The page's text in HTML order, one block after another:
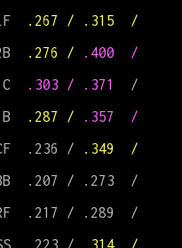
.267 /
.276 /
.400  /
C
.303 / .371
/
.287 /
.357  /
.236 /
.349  /
.207 / .273  /
.217 / .289  /
.223 /
.314  /